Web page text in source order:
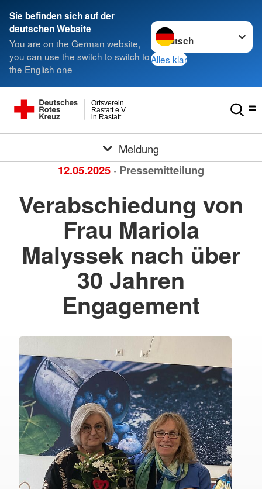
Sie befinden sich auf der
deutschen Website
You are on the German website,
you can use the switch to switch to
the English one
Sprache wechseln zu
Alles klar
in Rastatt
Rastatt e.V.
Ortsverein
Meldung
12.05.2025 · Pressemitteilung
Verabschiedung von
Frau Mariola
Malyssek nach über
30 Jahren
Engagement